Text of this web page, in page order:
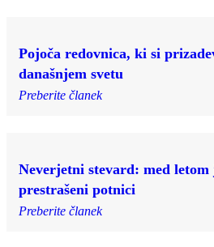
Pojoča redovnica, ki si
današnjem svetu
Preberite članek
Neverjetni stevard: med
prestrašeni potnici
Preberite članek